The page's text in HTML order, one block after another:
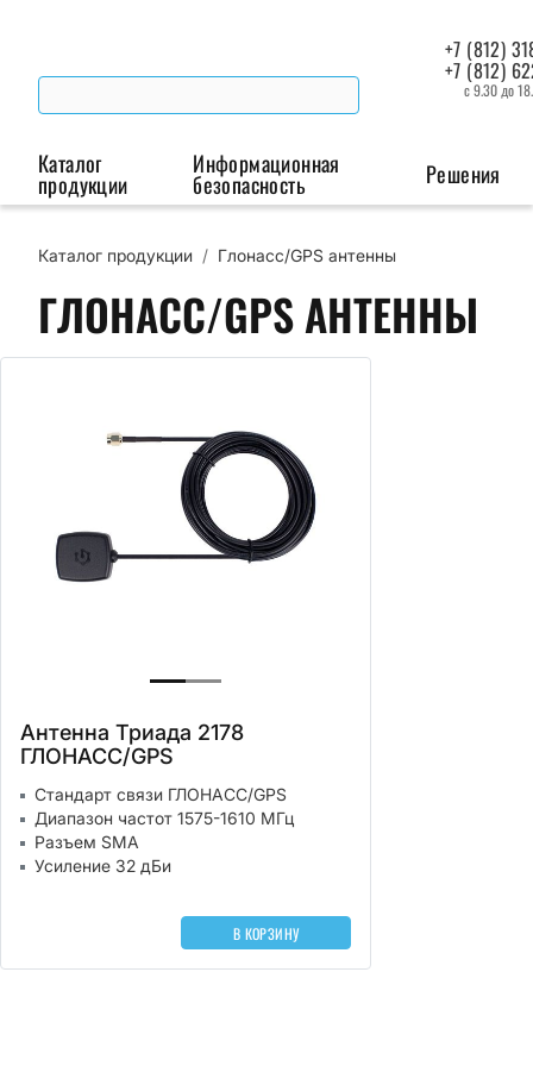
+7 (812)
+7 (812)
с 9.30 до
Каталог
продукции
Беспроводная связь
Модемы
Роутеры
контроллеры
Промышленная автоматизация
Преобразователи
интерфейсов
Информационная
безопасность Решения
Каталог продукции / Глонасс/GPS антенны
ГЛОНАСС/GPS АНТЕННЫ
Антенна Триада 2178
ГЛОНАСС/GPS
Стандарт связи ГЛОНАСС/GPS
Диапазон частот 1575-1610 МГц
Разъем SMA
Усиление 32 дБи
В КОРЗИНУ